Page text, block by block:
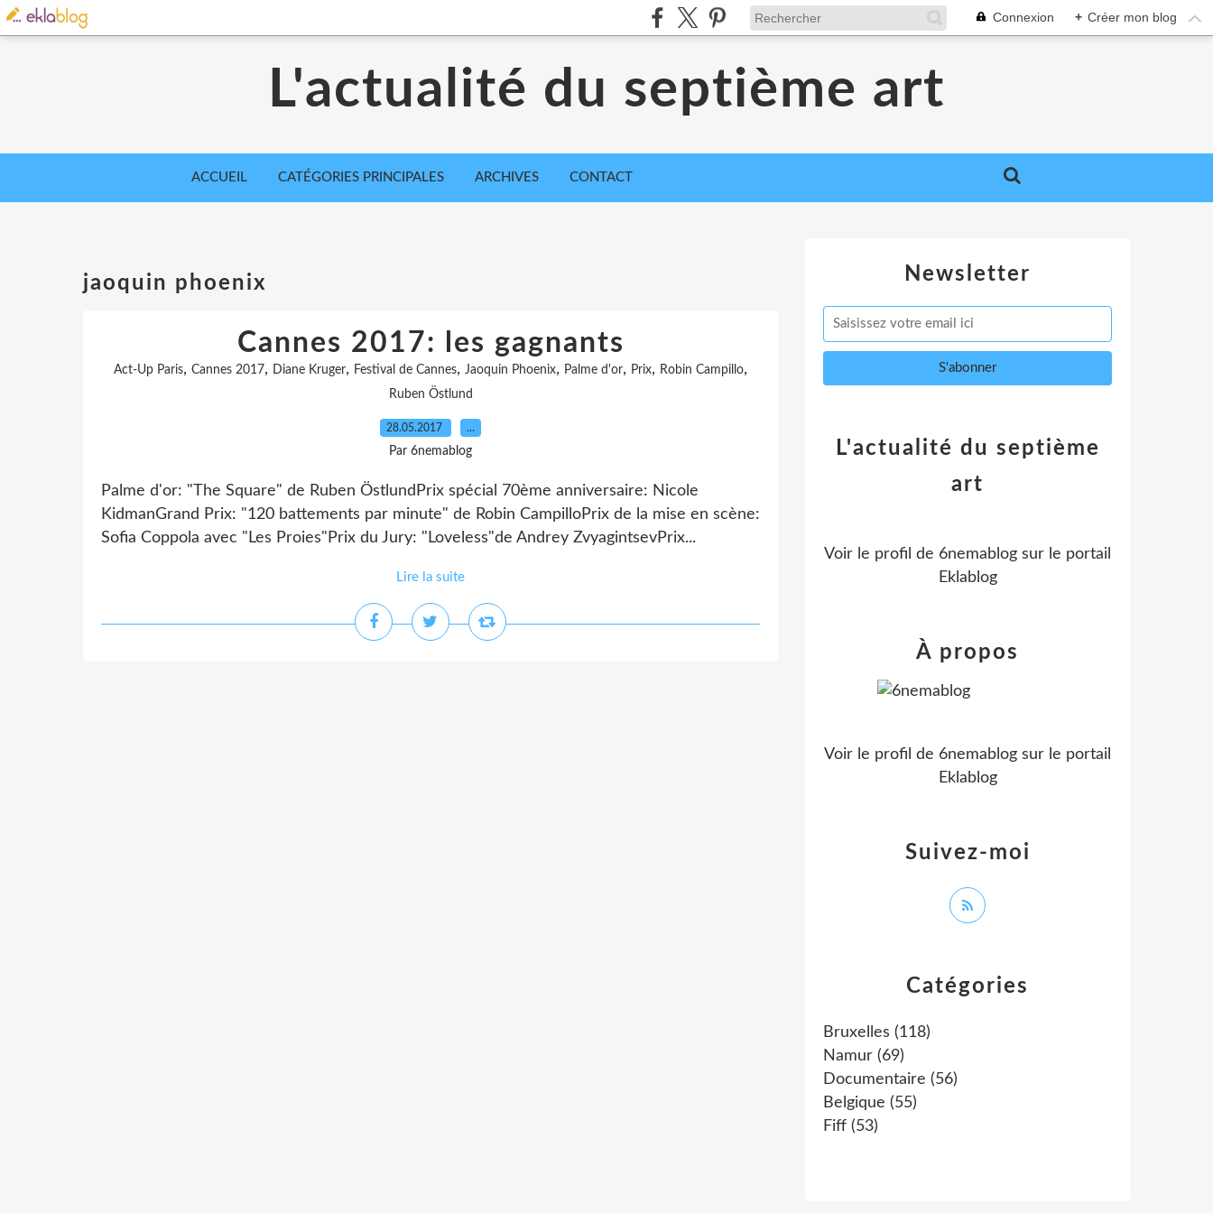
Connexion + Créer mon blog
L'actualité du septième art
ACCUEIL CATÉGORIES PRINCIPALES ARCHIVES CONTACT
jaoquin phoenix
Cannes 2017: les gagnants
Act-Up Paris, Cannes 2017, Diane Kruger, Festival de Cannes, Jaoquin Phoenix, Palme d'or, Prix, Robin Campillo,
Ruben Östlund
28.05.2017 …
Par 6nemablog
Palme d'or: "The Square" de Ruben ÖstlundPrix spécial 70ème anniversaire: Nicole
KidmanGrand Prix: "120 battements par minute" de Robin CampilloPrix de la mise en scène:
Sofia Coppola avec "Les Proies"Prix du Jury: "Loveless"de Andrey ZvyagintsevPrix...
Lire la suite
Newsletter
Catégories
Bruxelles (118)
Namur (69)
Documentaire (56)
Belgique (55)
Fiff (53)
L'actualité du septième
art
Voir le profil de 6nemablog sur le portail
Eklablog
Suivez-moi
À propos
Voir le profil de 6nemablog sur le portail
Eklablog